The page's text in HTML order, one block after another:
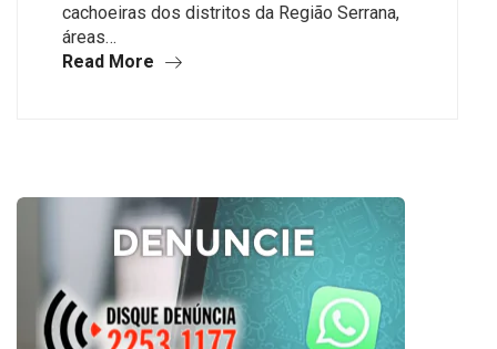
cachoeiras dos distritos da Região Serrana,
áreas…
Read More